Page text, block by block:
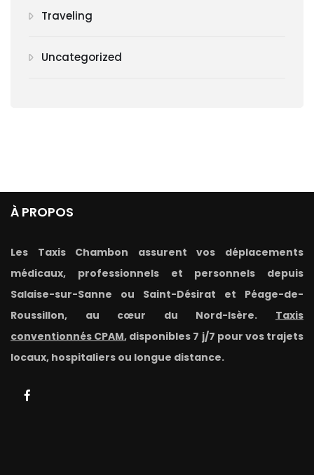
Traveling
Uncategorized
À PROPOS
Les Taxis Chambon assurent vos déplacements
médicaux, professionnels et personnels depuis
Salaise-sur-Sanne ou Saint-Désirat et Péage-de-
Roussillon, au cœur du Nord-Isère. Taxis
conventionnés CPAM, disponibles 7 j/7 pour vos trajets
locaux, hospitaliers ou longue distance.